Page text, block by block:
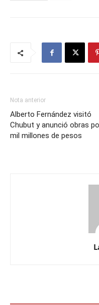
Nota anterior
Alberto Fernández visitó
Chubut y anunció obras
mil millones de pesos